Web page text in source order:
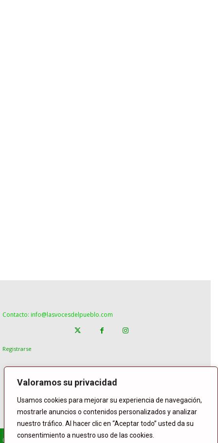
Valoramos su privacidad
Usamos cookies para mejorar su experiencia de navegación,
mostrarle anuncios o contenidos personalizados y analizar
nuestro tráfico. Al hacer clic en “Aceptar todo” usted da su
consentimiento a nuestro uso de las cookies.
Contacto: info@lasvocesdelpueblo.com
Registrarse
© Copyright Lasvocesdelpueblo